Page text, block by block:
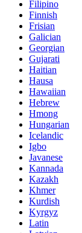
Filipino
Finnish
Frisian
Galician
Georgian
Gujarati
Haitian
Hausa
Hawaiian
Hebrew
Hmong
Hungarian
Icelandic
Igbo
Javanese
Kannada
Kazakh
Khmer
Kurdish
Kyrgyz
Latin